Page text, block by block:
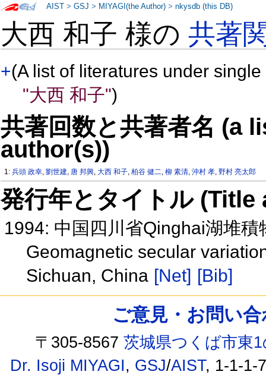
大西 和子 様の共著
+(A list of literatures under
"大西 和子")
共著回数と共著者名 (a
author(s))
1:兵頭 政幸,劉世建, 唐 邦興,大西 和子,柏谷 健二,柳 素清,沖村 孝,野村 亮太郎
発行年とタイトル
1994: 中国四川省Qinghai湖堆
Geomagnetic secular
Sichuan, China [Net] [Bib]
AIST >GSJ > MIYAGI(the Author) >nkysdb (this DB)
ご意見・お問い
〒305-8567茨城県つくば市東
Dr. Isoji MIYAGI, GSJ/AIST, 1-1-1-